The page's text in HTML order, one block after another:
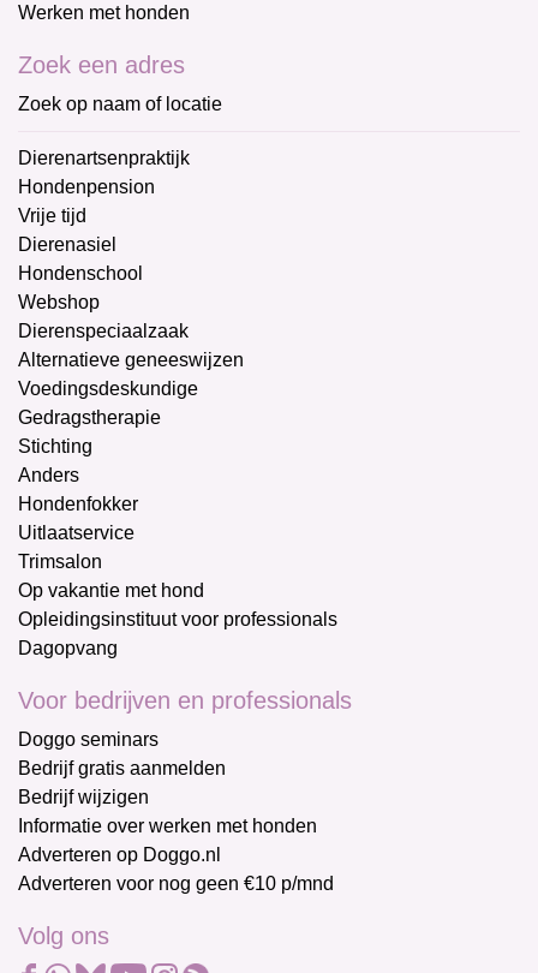
Werken met honden
Zoek een adres
Zoek op naam of locatie
Dierenartsenpraktijk
Hondenpension
Vrije tijd
Dierenasiel
Hondenschool
Webshop
Dierenspeciaalzaak
Alternatieve geneeswijzen
Voedingsdeskundige
Gedragstherapie
Stichting
Anders
Hondenfokker
Uitlaatservice
Trimsalon
Op vakantie met hond
Opleidingsinstituut voor professionals
Dagopvang
Voor bedrijven en professionals
Doggo seminars
Bedrijf gratis aanmelden
Bedrijf wijzigen
Informatie over werken met honden
Adverteren op Doggo.nl
Adverteren voor nog geen €10 p/mnd
Volg ons